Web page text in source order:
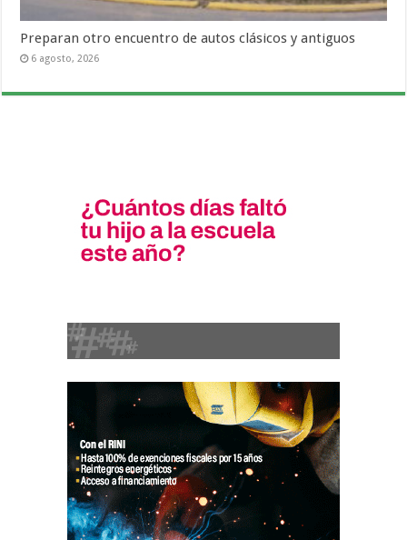
Preparan otro encuentro de autos clásicos y antiguos
6 agosto, 2026